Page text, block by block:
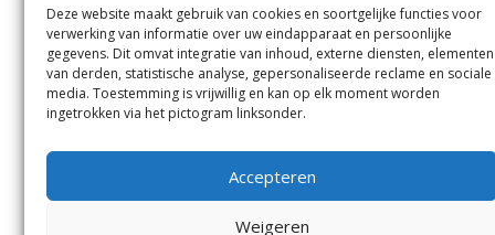
Deze website maakt gebruik van cookies en soortgelijke functies voor
verwerking van informatie over uw eindapparaat en persoonlijke
gegevens. Dit omvat integratie van inhoud, externe diensten, elementen
van derden, statistische analyse, gepersonaliseerde reclame en sociale
media. Toestemming is vrijwillig en kan op elk moment worden
ingetrokken via het pictogram linksonder.
Accepteren
Weigeren
0255-533900
info@jutter.nlofinfo@hofgee
st.nl
Zuid,Driehuisen
Spaarnwoude.
Contact
Andere uitgaven
Voorwaarden